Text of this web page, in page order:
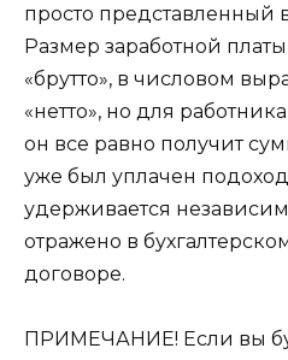
просто представленный
Размер заработной
«брутто», в числовом
«нетто», но для
он все равно получит
уже был уплачен
удерживается
отражено в
договоре.
ПРИМЕЧАНИЕ! Если вы